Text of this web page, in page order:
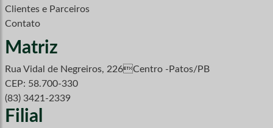
Clientes e Parceiros
Contato
Matriz
Rua Vidal de Negreiros, 226Centro -Patos/PB
CEP: 58.700-330
(83) 3421-2339
Filial